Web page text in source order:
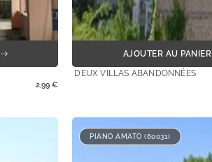
2,99€
AJOUTER AU PANIER
DEUX VILLAS ABANDONNÉES
PIANO AMATO (60031)